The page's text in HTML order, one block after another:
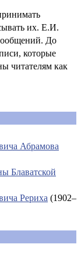
их. Е.И.
До
которые
читателям как
Абрамова
Блаватской
Рериха (1902–